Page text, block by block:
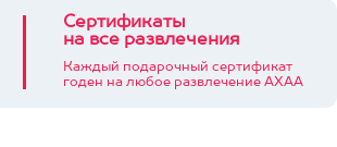
Сертификаты
на все развлечения
Каждый подарочный сертификат
годен на любое развлечение АХАА